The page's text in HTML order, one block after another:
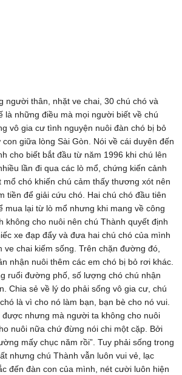
người thân, nhặt ve chai, 30 chú chó và
là những điều mà mọi người biết về chú
vô gia cư tình nguyện nuôi đàn chó bị bỏ
giữa lòng Sài Gòn. Nói về cái duyên đến
cho biết bắt đầu từ năm 1996 khi chú lên
lần đi qua các lò mổ, chứng kiến cảnh
mổ chó khiến chú cảm thấy thương xót nên
tiền để giải cứu chó. Hai chú chó đầu tiên
mua lại từ lò mổ nhưng khi mang về công
không cho nuôi nên chú Thành quyết định
xe đạp đẩy và đưa hai chú chó của mình
ve chai kiếm sống. Trên chặn đường đó,
nhận nuôi thêm các em chó bị bỏ rơi khác.
ruổi đường phố, số lượng chó chú nhận
Chia sẻ về lý do phải sống vô gia cư, chú
là vì cho nó làm bạn, bạn bè cho nó vui.
nhưng mà người ta không cho nuôi
nuôi nữa chứ đừng nói chi một cặp. Bởi
mấy chục năm rồi”. Tuy phải sống trong
nhưng chú Thành vẫn luôn vui vẻ, lạc
đến đàn con của mình, nét cười luôn hiện